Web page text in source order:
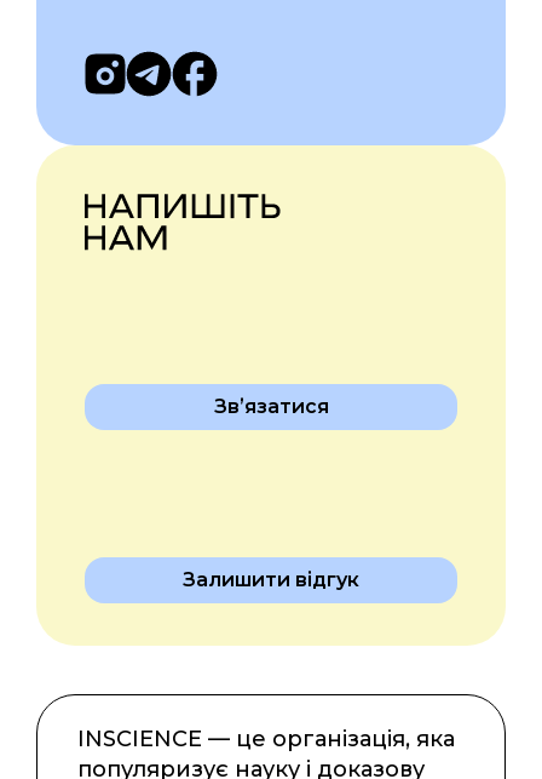
Звʼязатися
Залишити відгук
INSCIENCE — це організація, яка
популяризує науку і доказову